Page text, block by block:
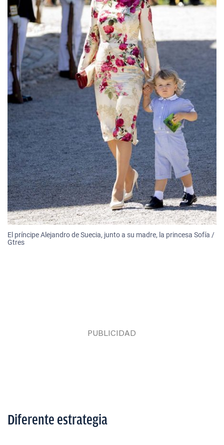
El príncipe Alejandro de Suecia, junto a su madre, la princesa Sofía /
Gtres
Diferente estrategia